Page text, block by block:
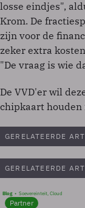
losse eindjes",
Krom. De
zijn voor de
zeker extra
"De vraag is wie
De VVD'er wil
chipkaart houden
GERELATEERDE
GERELATEERDE
Blog Soevereinteit, Cloud
Partner